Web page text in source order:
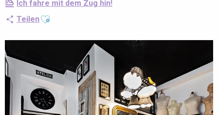
Ich fahre mit dem Zug hin!
TeilenAjouter aux favoris